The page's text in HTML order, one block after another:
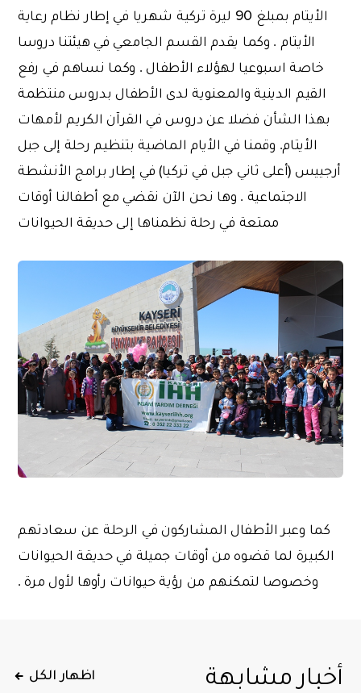
الأيتام بمبلغ 90 ليرة تركية شهريا في إطار نظام رعاية
الأيتام . وكما يقدم القسم الجامعي في هيئتنا دروسا
خاصة اسبوعيا لهؤلاء الأطفال . وكما نساهم في رفع
القيم الدينية والمعنوية لدى الأطفال بدروس منتظمة
بهذا الشأن فضلا عن دروس في القرآن الكريم لأمهات
الأيتام. وقمنا في الأيام الماضية بتنظيم رحلة إلى جبل
أرجييس (أعلى ثاني جبل في تركيا) في إطار برامج الأنشطة
الاجتماعية . وها نحن الآن نقضي مع أطفالنا أوقات
ممتعة في رحلة نظمناها إلى حديقة الحيوانات
كما وعبر الأطفال المشاركون في الرحلة عن سعادتهم
الكبيرة لما قضوه من أوقات جميلة في حديقة الحيوانات
وخصوصا لتمكنهم من رؤية حيوانات رأوها لأول مرة .
أخبار مشابهة اظهار الكل